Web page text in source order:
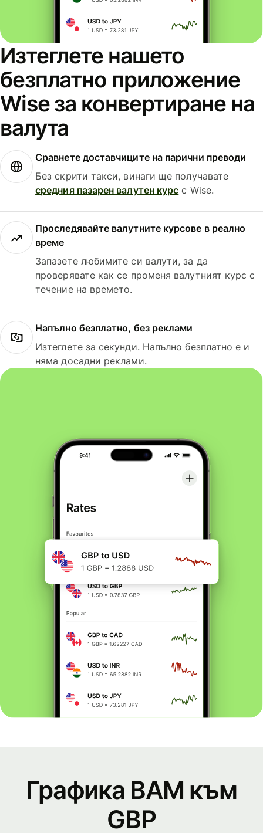
Изтеглете нашето
безплатно приложение
Wise за конвертиране на
валута
Сравнете доставчиците на парични преводи
Без скрити такси, винаги ще получавате
средния пазарен валутен курс с Wise.
Проследявайте валутните курсове в реално
време
Запазете любимите си валути, за да
проверявате как се променя валутният курс с
течение на времето.
Напълно безплатно, без реклами
Изтеглете за секунди. Напълно безплатно е и
няма досадни реклами.
Графика BAM към
GBP